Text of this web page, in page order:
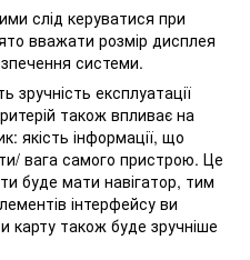
слід керуватися при
вважати розмір дисплея
системи.
експлуатації
також впливає на
якість інформації, що
вага самого пристрою. Це
буде мати навігатор, тим
інтерфейсу ви
карту також буде зручніше